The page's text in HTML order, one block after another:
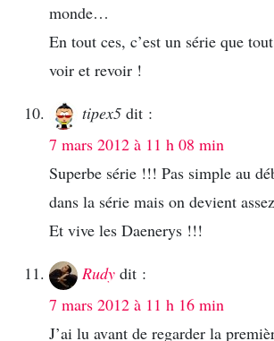
monde…
En tout ces, c’est un série que
voir et revoir !
tipex5 dit :
7 mars 2012 à 11 h 08 min
Superbe série !!! Pas simple au
dans la série mais on devient
Et vive les Daenerys !!!
Rudy dit :
7 mars 2012 à 11 h 16 min
J’ai lu avant de regarder la